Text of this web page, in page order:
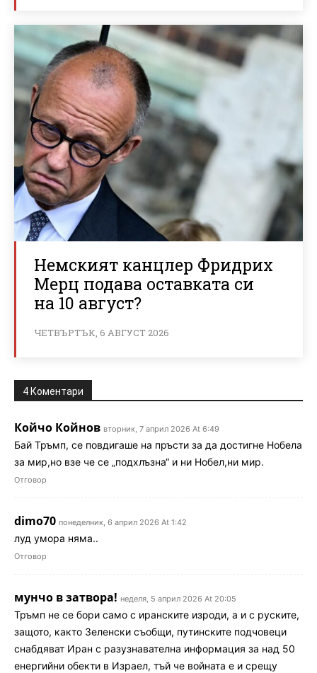
Немският канцлер Фридрих
Мерц подава оставката си
на 10 август?
ЧЕТВЪРТЪК, 6 АВГУСТ 2026
4 Коментари
Койчо Койнов вторник, 7 април 2026 At 6:49
Бай Тръмп, се повдигаше на пръсти за да достигне Нобела
за мир,но взе че се „подхлъзна“ и ни Нобел,ни мир.
Отговор
dimo70 понеделник, 6 април 2026 At 1:42
луд умора няма..
Отговор
мунчо в затвора! неделя, 5 април 2026 At 20:05
Тръмп не се бори само с иранските изроди, а и с руските,
защото, както Зеленски съобщи, путинските подчовеци
снабдяват Иран с разузнавателна информация за над 50
енергийни обекти в Израел, тъй че войната е и срещу